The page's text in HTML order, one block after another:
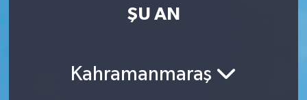
ŞU AN
Kahramanmaraş
Son Dakika Haberleri